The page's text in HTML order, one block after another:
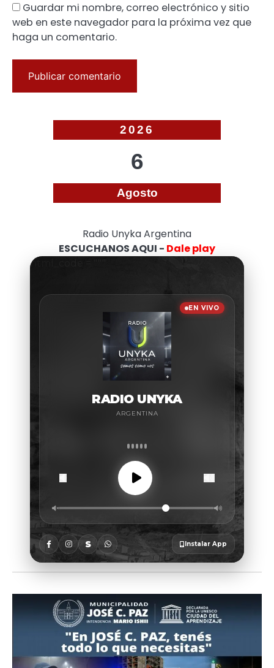
Guardar mi nombre, correo electrónico y sitio
web en este navegador para la próxima vez que
haga un comentario.
2026
6
Agosto
Radio Unyka Argentina
ESCUCHANOS AQUI - Dale play